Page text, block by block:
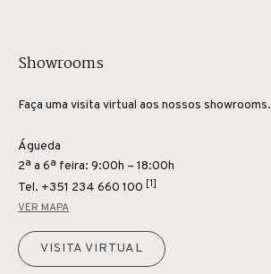
Showrooms
Faça uma visita virtual aos nossos showrooms.
Águeda
2ª a 6ª feira: 9:00h – 18:00h
Tel. +351 234 660 100 [1]
VER MAPA
VISITA VIRTUAL